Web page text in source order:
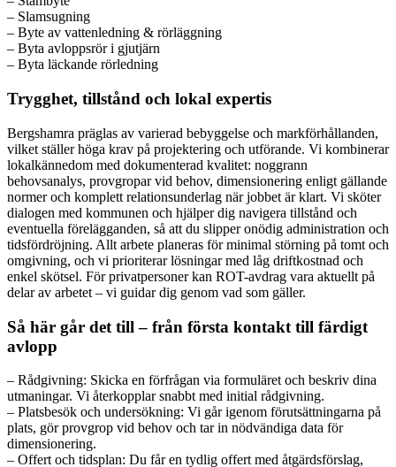
– Slamsugning
– Byte av vattenledning & rörläggning
– Byta avloppsrör i gjutjärn
– Byta läckande rörledning
Trygghet, tillstånd och lokal expertis
Bergshamra präglas av varierad bebyggelse och markförhållanden,
vilket ställer höga krav på projektering och utförande. Vi kombinerar
lokalkännedom med dokumenterad kvalitet: noggrann
behovsanalys, provgropar vid behov, dimensionering enligt gällande
normer och komplett relationsunderlag när jobbet är klart. Vi sköter
dialogen med kommunen och hjälper dig navigera tillstånd och
eventuella förelägganden, så att du slipper onödig administration och
tidsfördröjning. Allt arbete planeras för minimal störning på tomt och
omgivning, och vi prioriterar lösningar med låg driftkostnad och
enkel skötsel. För privatpersoner kan ROT-avdrag vara aktuellt på
delar av arbetet – vi guidar dig genom vad som gäller.
Så här går det till – från första kontakt till färdigt
avlopp
– Rådgivning: Skicka en förfrågan via formuläret och beskriv dina
utmaningar. Vi återkopplar snabbt med initial rådgivning.
– Platsbesök och undersökning: Vi går igenom förutsättningarna på
plats, gör provgrop vid behov och tar in nödvändiga data för
dimensionering.
– Offert och tidsplan: Du får en tydlig offert med åtgärdsförslag,